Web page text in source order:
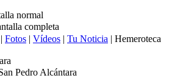
normal
completa
| Fotos | Vídeos | Tu Noticia | Hemeroteca
Pedro Alcántara